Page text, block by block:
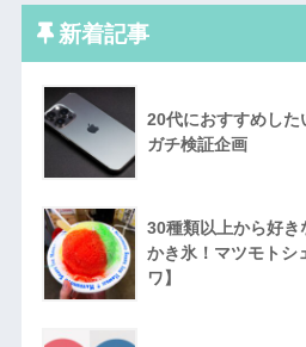
新着記事
20代におすすめした
ガチ検証企画
30種類以上から好
かき氷！マツモトシ
ワ】